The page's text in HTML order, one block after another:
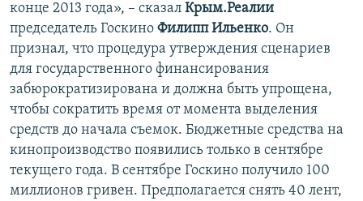
конце 2013 года», – сказал Крым.Реалии
председатель Госкино Филипп Ильенко. Он
признал, что процедура утверждения сценариев
для государственного финансирования
забюрократизирована и должна быть упрощена,
чтобы сократить время от момента выделения
средств до начала съемок. Бюджетные средства на
кинопроизводство появились только в сентябре
текущего года. В сентябре Госкино получило 100
миллионов гривен. Предполагается снять 40 лент,